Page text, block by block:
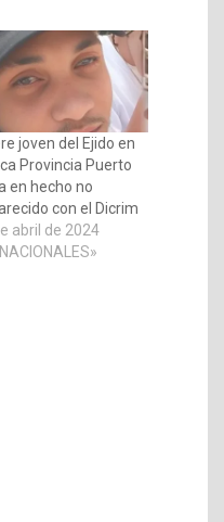
joven del Ejido en
Provincia Puerto
en hecho no
con el Dicrim
abril de 2024